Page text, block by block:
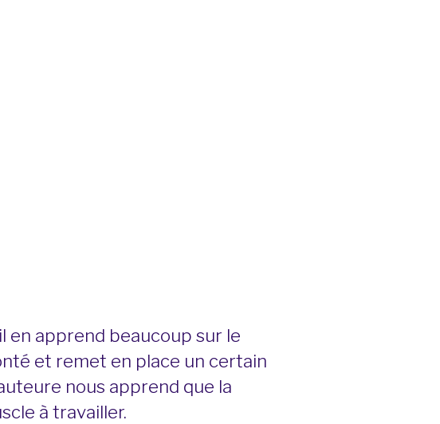
en apprend beaucoup sur le
et remet en place un certain
nous apprend que la
à travailler.